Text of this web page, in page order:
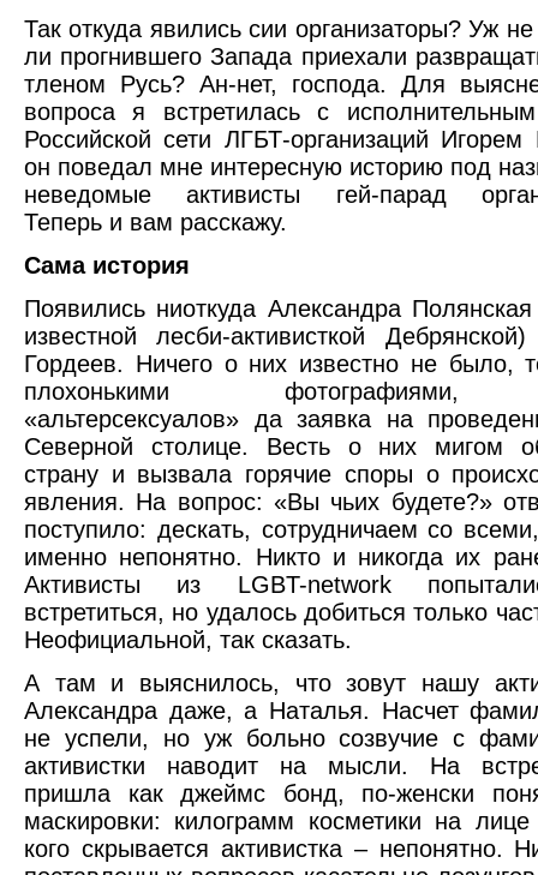
Так откуда явились сии организаторы? Уж
ли прогнившего Запада приехали
тленом Русь? Ан-нет, господа. Для
вопроса я встретилась с
Российской сети ЛГБТ-организаций
он поведал мне интересную историю под
неведомые активисты гей-парад
Теперь и вам расскажу.
Сама история
Появились ниоткуда Александра
известной лесби-активисткой
Гордеев. Ничего о них известно не было,
плохонькими фотографиями,
«альтерсексуалов» да заявка на
Северной столице. Весть о них мигом
страну и вызвала горячие споры о
явления. На вопрос: «Вы чьих будете?»
поступило: дескать, сотрудничаем со
именно непонятно. Никто и никогда их
Активисты из LGBT-network
встретиться, но удалось добиться только
Неофициальной, так сказать.
А там и выяснилось, что зовут нашу
Александра даже, а Наталья. Насчет
не успели, но уж больно созвучие с
активистки наводит на мысли. На
пришла как джеймс бонд, по-женски
маскировки: килограмм косметики на
кого скрывается активистка – непонятно.